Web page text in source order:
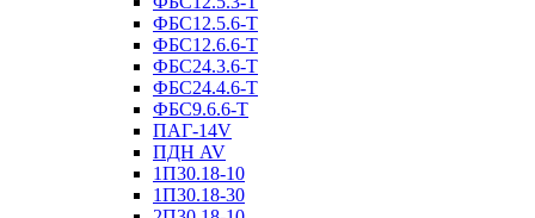
ФБС12.5.6-Т
ФБС12.6.6-Т
ФБС24.3.6-Т
ФБС24.4.6-Т
ФБС9.6.6-Т
ПАГ-14V
ПДН AV
1П30.18-10
1П30.18-30